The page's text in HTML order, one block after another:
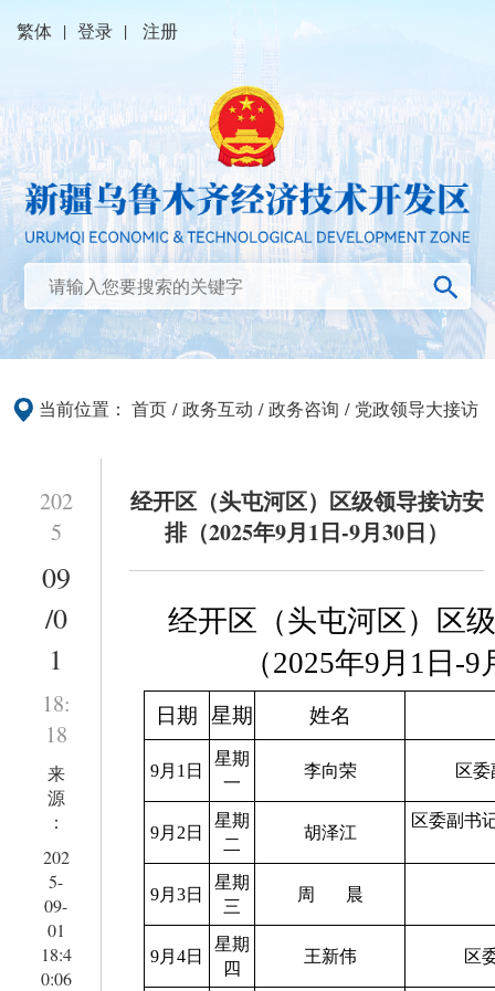
繁体 | 登录 | 注册
当前位置： 首页 /政务互动 /政务咨询 / 党政领导大接访
202
5
09
/0
1
18:
18
来
源
：
202
5-
09-
01
18:4
0:06
经开区（头屯河区）区级领导接访安
排（2025年9月1日-9月30日）
经开区（头屯河区）区
（2025年9月1日-
日期 星期 姓名
9月1日
星期
一
李向荣 区
9月2日
星期
二
胡泽江
区委副书
9月3日
星期
三
周 晨
9月4日
星期
四
王新伟 区